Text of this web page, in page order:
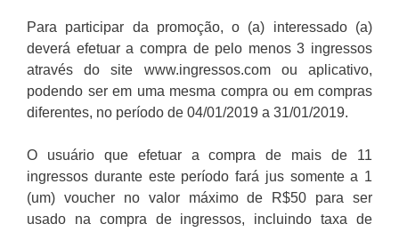
Para participar da promoção, o (a) interessado (a)
deverá efetuar a compra de pelo menos 3 ingressos
através do site www.ingressos.com ou aplicativo,
podendo ser em uma mesma compra ou em compras
diferentes, no período de 04/01/2019 a 31/01/2019.
O usuário que efetuar a compra de mais de 11
ingressos durante este período fará jus somente a 1
(um) voucher no valor máximo de R$50 para ser
usado na compra de ingressos, incluindo taxa de